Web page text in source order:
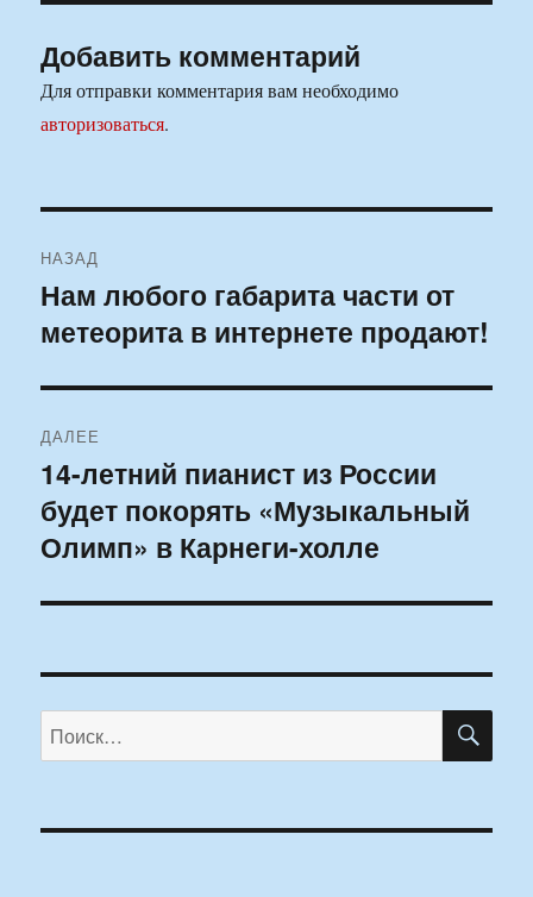
Добавить комментарий
Для отправки комментария вам необходимо
авторизоваться.
по
записям
НАЗАД
Предыдущая
запись:
Нам любого габарита части от
метеорита в интернете продают!
ДАЛЕЕ
Следующая
запись:
14-летний пианист из России
будет покорять «Музыкальный
Олимп» в Карнеги-холле
Искать: